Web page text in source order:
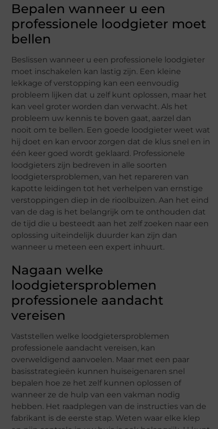
Bepalen wanneer u een
professionele loodgieter moet
bellen
Beslissen wanneer u een professionele loodgieter
moet inschakelen kan lastig zijn. Een kleine
lekkage of verstopping kan een eenvoudig
probleem lijken dat u zelf kunt oplossen, maar het
kan veel groter worden dan verwacht. Als het
probleem uw kennis te boven gaat, aarzel dan
nooit om te bellen. Een goede loodgieter weet wat
hij doet en kan ervoor zorgen dat de klus snel en in
één keer goed wordt geklaard. Professionele
loodgieters zijn bedreven in alle soorten
loodgietersproblemen, van het repareren van
kapotte leidingen tot het verhelpen van ernstige
verstoppingen diep in de rioolbuizen. Aan het eind
van de dag is het belangrijk om te onthouden dat
de tijd die u besteedt aan het zelf zoeken naar een
oplossing uiteindelijk duurder kan zijn dan
wanneer u meteen een expert inhuurt.
Nagaan welke
loodgietersproblemen
professionele aandacht
vereisen
Vaststellen welke loodgietersproblemen
professionele aandacht vereisen, kan
overweldigend aanvoelen. Maar met een paar
basisstrategieën kunnen huiseigenaren snel
bepalen hoe ze het zelf kunnen oplossen of
wanneer ze de hulp van een vakman nodig
hebben. Het raadplegen van de instructies van de
fabrikant is de eerste stap. Weten waar elke klep